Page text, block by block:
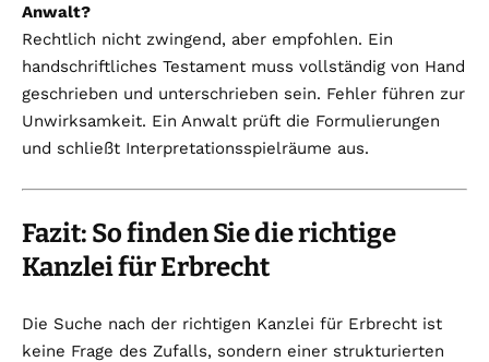
Anwalt?
Rechtlich nicht zwingend, aber empfohlen. Ein
handschriftliches Testament muss vollständig von Hand
geschrieben und unterschrieben sein. Fehler führen zur
Unwirksamkeit. Ein Anwalt prüft die Formulierungen
und schließt Interpretationsspielräume aus.
Fazit: So finden Sie die richtige
Kanzlei für Erbrecht
Die Suche nach der richtigen Kanzlei für Erbrecht ist
keine Frage des Zufalls, sondern einer strukturierten